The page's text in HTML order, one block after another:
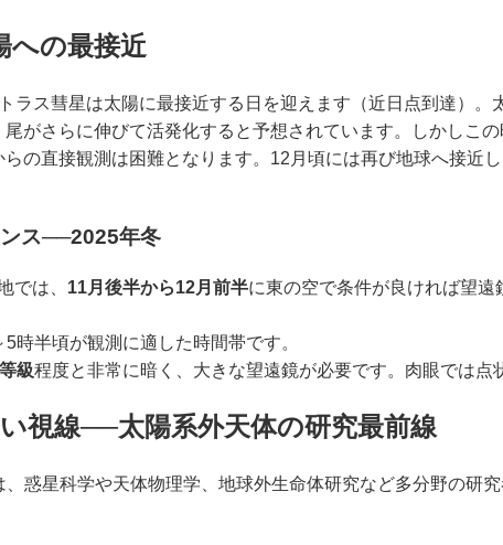
への最接近
トラス彗星は太陽に最接近する日を迎えます（近日点到達）
がさらに伸びて活発化すると予想されています。しかしこ
の直接観測は困難となります。12月頃には再び地球へ接近
ス──2025年冬
では、 11月後半から12月前半に東の空で条件が良ければ望遠
時半頃が観測に適した時間帯です。
級程度と非常に暗く、大きな望遠鏡が必要です。肉眼では点
視線──太陽系外天体の研究最前線
惑星科学や天体物理学、地球外生命体研究など多分野の研